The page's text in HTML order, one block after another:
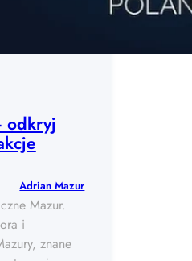
odkryj
Adrian Mazur
Mazur.
i
znane